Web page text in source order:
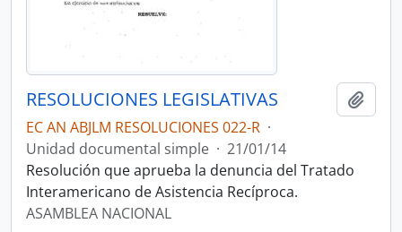
RESOLUCIONES LEGISLATIVAS
EC AN ABJLM RESOLUCIONES 022-R ·
Unidad documental simple · 21/01/14
Resolución que aprueba la denuncia del Tratado
Interamericano de Asistencia Recíproca.
ASAMBLEA NACIONAL